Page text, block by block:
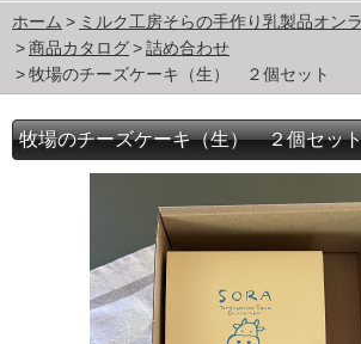
ホーム
ミルク工房そらの手作り乳製品オン
商品カタログ
詰め合わせ
牧場のチーズケーキ（生） ２個セット
牧場のチーズケーキ（生） ２個セッ